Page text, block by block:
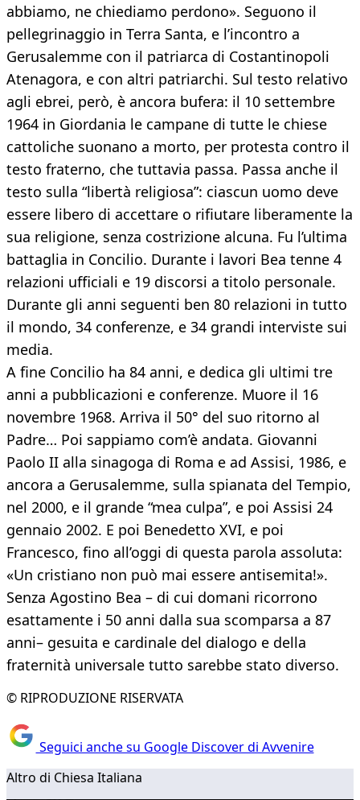
abbiamo, ne chiediamo perdono». Seguono il
pellegrinaggio in Terra Santa, e l’incontro a
Gerusalemme con il patriarca di Costantinopoli
Atenagora, e con altri patriarchi. Sul testo relativo
agli ebrei, però, è ancora bufera: il 10 settembre
1964 in Giordania le campane di tutte le chiese
cattoliche suonano a morto, per protesta contro il
testo fraterno, che tuttavia passa. Passa anche il
testo sulla “libertà religiosa”: ciascun uomo deve
essere libero di accettare o rifiutare liberamente la
sua religione, senza costrizione alcuna. Fu l’ultima
battaglia in Concilio. Durante i lavori Bea tenne 4
relazioni ufficiali e 19 discorsi a titolo personale.
Durante gli anni seguenti ben 80 relazioni in tutto
il mondo, 34 conferenze, e 34 grandi interviste sui
media.
A fine Concilio ha 84 anni, e dedica gli ultimi tre
anni a pubblicazioni e conferenze. Muore il 16
novembre 1968. Arriva il 50° del suo ritorno al
Padre… Poi sappiamo com’è andata. Giovanni
Paolo II alla sinagoga di Roma e ad Assisi, 1986, e
ancora a Gerusalemme, sulla spianata del Tempio,
nel 2000, e il grande “mea culpa”, e poi Assisi 24
gennaio 2002. E poi Benedetto XVI, e poi
Francesco, fino all’oggi di questa parola assoluta:
«Un cristiano non può mai essere antisemita!».
Senza Agostino Bea – di cui domani ricorrono
esattamente i 50 anni dalla sua scomparsa a 87
anni– gesuita e cardinale del dialogo e della
fraternità universale tutto sarebbe stato diverso.
© RIPRODUZIONE RISERVATA
Seguici anche su Google Discover di Avvenire
Altro di Chiesa Italiana